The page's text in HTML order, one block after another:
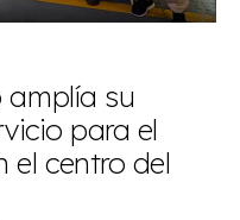
amplía su
para el
el centro del